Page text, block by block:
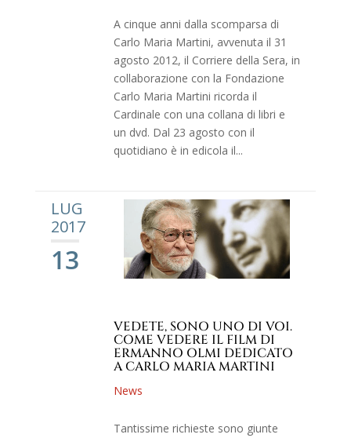
A cinque anni dalla scomparsa di
Carlo Maria Martini, avvenuta il 31
agosto 2012, il Corriere della Sera, in
collaborazione con la Fondazione
Carlo Maria Martini ricorda il
Cardinale con una collana di libri e
un dvd. Dal 23 agosto con il
quotidiano è in edicola il...
LUG
2017
13
VEDETE, SONO UNO DI VOI.
COME VEDERE IL FILM DI
ERMANNO OLMI DEDICATO
A CARLO MARIA MARTINI
News
Tantissime richieste sono giunte